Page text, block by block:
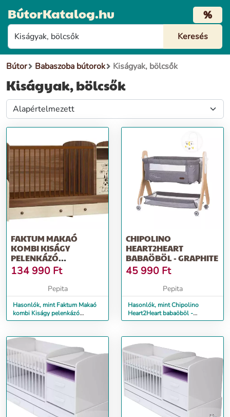
BútorKatalog.hu %
Bútor Babaszoba bútorok Kiságyak, bölcsők
Kiságyak, bölcsők
FAKTUM MAKAÓ
KOMBI KISÁGY
PELENKÁZÓ
KOMÓDDAL 70X120CM
- ZSIRÁF - BARNA
134 990 Ft
Pepita
Hasonlók, mint Faktum Makaó
kombi Kiságy pelenkázó
komóddal 70x120cm - Zsiráf -
CHIPOLINO
HEART2HEART
BABAÖBÖL - GRAPHITE
45 990 Ft
Pepita
Hasonlók, mint Chipolino
Heart2Heart babaöböl -
Graphite